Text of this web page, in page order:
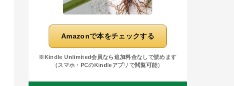
Amazonで本をチェックする
※Kindle Unlimited会員なら追加料金なしで読めます
（スマホ・PCのKindleアプリで閲覧可能）